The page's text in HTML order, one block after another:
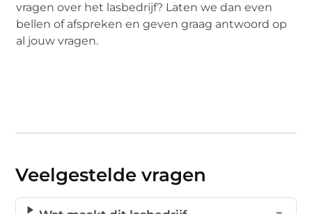
vragen over het lasbedrijf? Laten we dan even
bellen of afspreken en geven graag antwoord op
al jouw vragen.
Veelgestelde vragen